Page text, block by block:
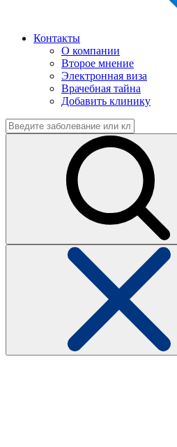
Контакты
О компании
Второе мнение
Электронная виза
Врачебная тайна
Добавить клинику